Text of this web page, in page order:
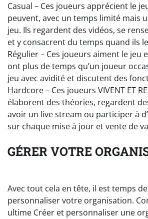
Casual – Ces joueurs apprécient le
peuvent, avec un temps limité mais
jeu. Ils regardent des vidéos, se
et y consacrent du temps quand ils
Régulier – Ces joueurs aiment le jeu
ont plus de temps qu’un joueur
jeu avec avidité et discutent des
Hardcore – Ces joueurs VIVENT ET
élaborent des théories, regardent
avoir un live stream ou participer à
sur chaque mise à jour et vente de
GÉRER VOTRE
Avec tout cela en tête, il est temps
personnaliser votre organisation.
ultime Créer et personnaliser une